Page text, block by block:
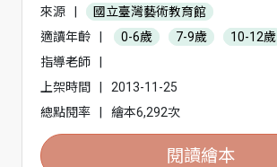
來源
國立臺灣藝術教育館
適讀年齡
0-6歲 7-9歲
10-12歲
指導老師
上架時間
2013-11-25
總點閱率
繪本6,292次
閱讀繪本